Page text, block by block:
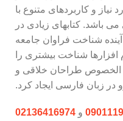
و کاربردهای متنوع با
باشد. کتابهای زیادی در
شناخت فراوان جامعه
شناخت بیشتری را
الخصوص طراحان خلاقی و
در زبان فارسی ایجاد کرد.
و 02136416974